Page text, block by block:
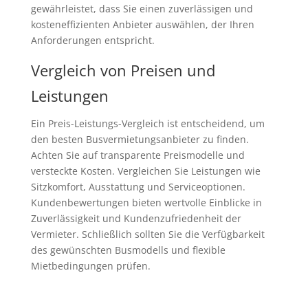
gewährleistet, dass Sie einen zuverlässigen und
kosteneffizienten Anbieter auswählen, der Ihren
Anforderungen entspricht.
Vergleich von Preisen und
Leistungen
Ein Preis-Leistungs-Vergleich ist entscheidend, um
den besten Busvermietungsanbieter zu finden.
Achten Sie auf transparente Preismodelle und
versteckte Kosten. Vergleichen Sie Leistungen wie
Sitzkomfort, Ausstattung und Serviceoptionen.
Kundenbewertungen bieten wertvolle Einblicke in
Zuverlässigkeit und Kundenzufriedenheit der
Vermieter. Schließlich sollten Sie die Verfügbarkeit
des gewünschten Busmodells und flexible
Mietbedingungen prüfen.